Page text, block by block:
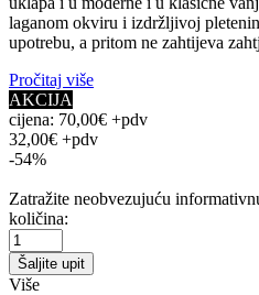
laganom okviru i izdržljivoj
upotrebu, a pritom ne zahtijeva
Pročitaj više
AKCIJA
cijena: 70,00€ +pdv
32,00€ +pdv
-54%
Zatražite neobvezujuću
količina:
Šaljite upit
Više